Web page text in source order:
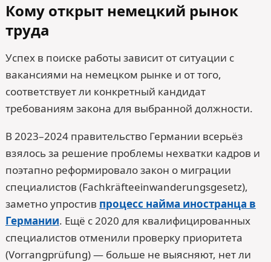
Кому открыт немецкий рынок
труда
Успех в поиске работы зависит от ситуации с
вакансиями на немецком рынке и от того,
соответствует ли конкретный кандидат
требованиям закона для выбранной должности.
В 2023–2024 правительство Германии всерьёз
взялось за решение проблемы нехватки кадров и
поэтапно реформировало закон о миграции
специалистов (Fachkräfteeinwanderungsgesetz),
заметно упростив процесс найма иностранца в
Германии. Ещё с 2020 для квалифицированных
специалистов отменили проверку приоритета
(Vorrangprüfung) — больше не выясняют, нет ли